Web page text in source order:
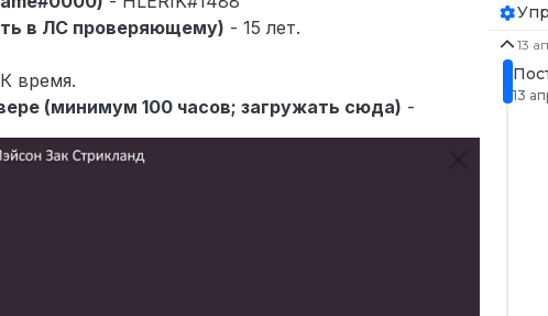
в ЛС проверяющему) - 15 лет.
время.
(минимум 100 часов; загружать сюда) -
13
13